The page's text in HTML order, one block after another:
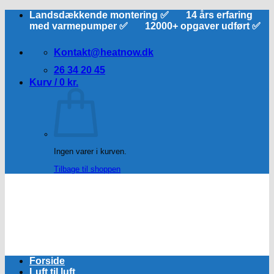
FortsætLandsdækkende montering ✅ 14 års erfaring
med varmepumper ✅ 12000+ opgaver udført ✅
Kontakt@heatnow.dk
26 34 20 45
Kurv / 0 kr.
Ingen varer i kurven.
Tilbage til shoppen
Forside
Luft til luft